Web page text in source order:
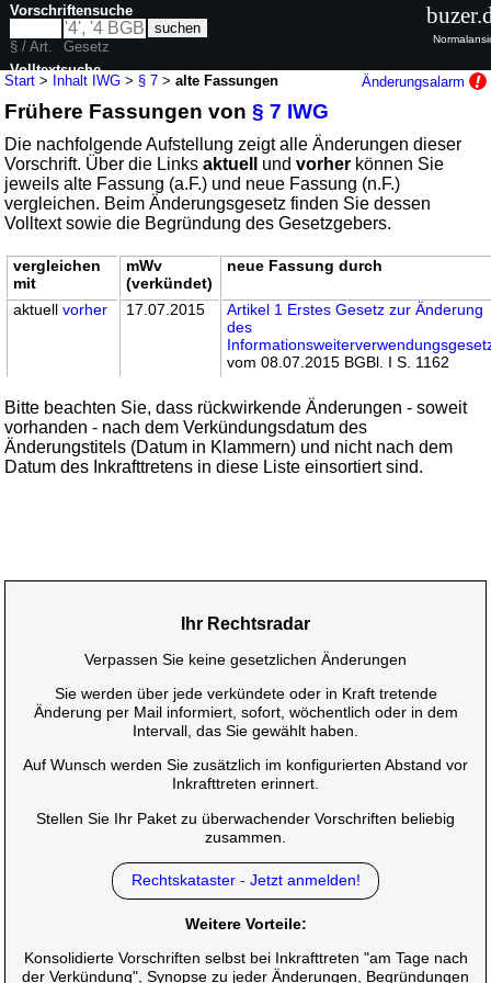
Start > Inhalt IWG > § 7 >alte Fassungen Änderungsalarm
Frühere Fassungen von§ 7 IWG
Die nachfolgende Aufstellung zeigt alle Änderungen dieser
Vorschrift. Über die Linksaktuell undvorher können Sie
jeweils alte Fassung (a.F.) und neue Fassung (n.F.)
vergleichen. Beim Änderungsgesetz finden Sie dessen
Volltext sowie die Begründung des Gesetzgebers.
vergleichen
mit
mWv
(verkündet)
neue Fassung durch
aktuellvorher 17.07.2015
Artikel 1 Erstes Gesetz zur Änderung
des
vom 08.07.2015 BGBl. I S. 1162
Bitte beachten Sie, dass rückwirkende Änderungen - soweit
vorhanden - nach dem Verkündungsdatum des
Änderungstitels (Datum in Klammern) und nicht nach dem
Datum des Inkrafttretens in diese Liste einsortiert sind.
Vorschriftensuche
§ / Art.
Gesetz
Volltextsuche
nur in IWG
Ihr Rechtsradar
Verpassen Sie keine gesetzlichen Änderungen
Sie werden über jede verkündete oder in Kraft tretende
Änderung per Mail informiert, sofort, wöchentlich oder in dem
Intervall, das Sie gewählt haben.
Auf Wunsch werden Sie zusätzlich im konfigurierten Abstand vor
Inkrafttreten erinnert.
Stellen Sie Ihr Paket zu überwachender Vorschriften beliebig
zusammen.
Rechtskataster - Jetzt anmelden!
Weitere Vorteile:
Konsolidierte Vorschriften selbst bei Inkrafttreten "am Tage nach
der Verkündung", Synopse zu jeder Änderungen, Begründungen